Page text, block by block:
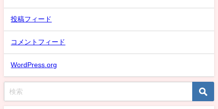
投稿フィード
コメントフィード
WordPress.org